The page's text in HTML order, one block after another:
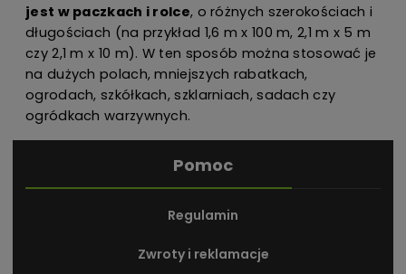
jest w paczkach i rolce, o różnych szerokościach i
długościach (na przykład 1,6 m x 100 m, 2,1 m x 5 m
czy 2,1 m x 10 m). W ten sposób można stosować je
na dużych polach, mniejszych rabatkach,
ogrodach, szkółkach, szklarniach, sadach czy
ogródkach warzywnych.
Pomoc
Regulamin
Zwroty i reklamacje